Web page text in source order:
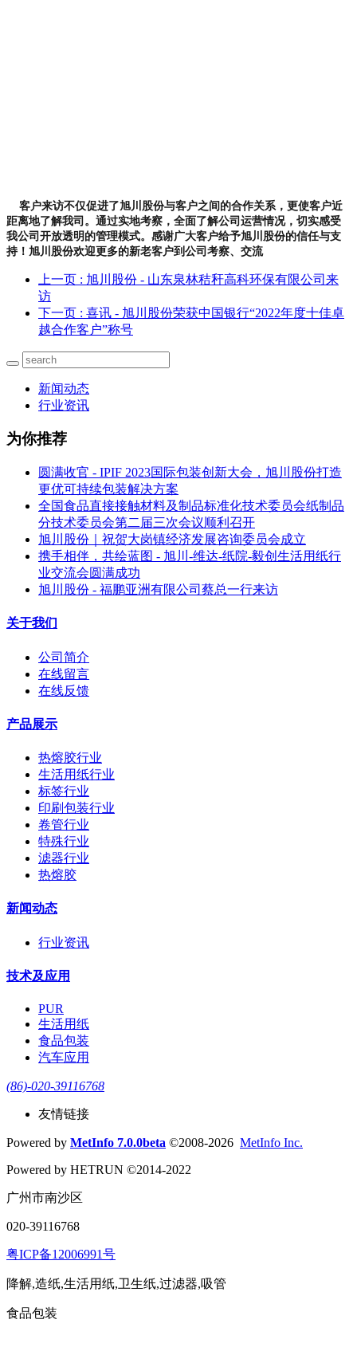
客户来访不仅促进了旭川股份与客户之间的合作关系，更使客户近
距离地了解我司。通过实地考察，全面了解公司运营情况，切实感受
我公司开放透明的管理模式。 感谢广大客户给予旭川股份的信任与支
持！旭川股份欢迎更多的新老客户到公司考察、交流
上一页 : 旭川股份 - 山东泉林秸秆高科环保有限公司来
访
下一页 : 喜讯 - 旭川股份荣获中国银行“2022年度十佳卓
越合作客户”称号
新闻动态
行业资讯
为你推荐
圆满收官 - IPIF 2023国际包装创新大会，旭川股份打造
更优可持续包装解决方案
全国食品直接接触材料及制品标准化技术委员会纸制品
分技术委员会第二届三次会议顺利召开
旭川股份｜祝贺大岗镇经济发展咨询委员会成立
携手相伴，共绘蓝图 - 旭川-维达-纸院-毅创生活用纸行
业交流会圆满成功
旭川股份 - 福鹏亚洲有限公司蔡总一行来访
关于我们
公司简介
在线留言
在线反馈
产品展示
热熔胶行业
生活用纸行业
标签行业
印刷包装行业
卷管行业
特殊行业
滤器行业
热熔胶
新闻动态
行业资讯
技术及应用
PUR
生活用纸
食品包装
汽车应用
(86)-020-39116768
友情链接
Powered by MetInfo 7.0.0beta ©2008-2026 MetInfo Inc.
Powered by HETRUN ©2014-2022
广州市南沙区
020-39116768
粤ICP备12006991号
降解,造纸,生活用纸,卫生纸,过滤器,吸管
食品包装